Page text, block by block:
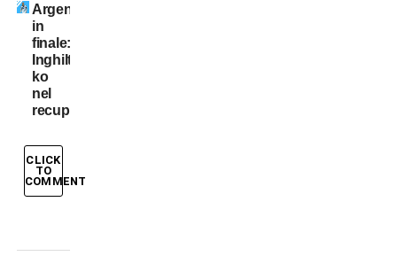
Argentina
in
finale:
Inghilterra
ko
nel
recupero!
CLICK
TO
COMMENT